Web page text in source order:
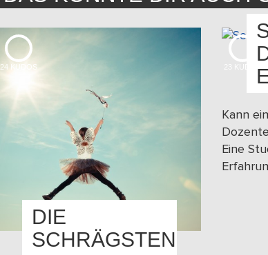
24 KUDOS
DIE
SCHRÄGSTEN
KUDOS
Kann
Eine